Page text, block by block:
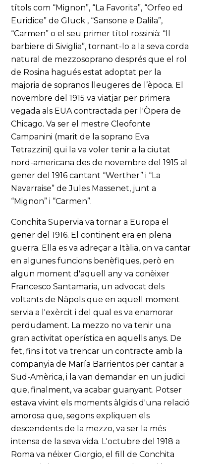
títols com “Mignon”, “La Favorita”, “Orfeo ed
Euridice” de Gluck , “Sansone e Dalila”,
“Carmen” o el seu primer títol rossinià: “Il
barbiere di Siviglia”, tornant-lo a la seva corda
natural de mezzosoprano després que el rol
de Rosina hagués estat adoptat per la
majoria de sopranos lleugeres de l’època. El
novembre del 1915 va viatjar per primera
vegada als EUA contractada per l'Òpera de
Chicago. Va ser el mestre Cleofonte
Campanini (marit de la soprano Eva
Tetrazzini) qui la va voler tenir a la ciutat
nord-americana des de novembre del 1915 al
gener del 1916 cantant “Werther” i “La
Navarraise” de Jules Massenet, junt a
“Mignon” i “Carmen”.
Conchita Supervia va tornar a Europa el
gener del 1916. El continent era en plena
guerra. Ella es va adreçar a Itàlia, on va cantar
en algunes funcions benèfiques, però en
algun moment d'aquell any va conèixer
Francesco Santamaria, un advocat dels
voltants de Nàpols que en aquell moment
servia a l'exèrcit i del qual es va enamorar
perdudament. La mezzo no va tenir una
gran activitat operística en aquells anys. De
fet, fins i tot va trencar un contracte amb la
companyia de María Barrientos per cantar a
Sud-Amèrica, i la van demandar en un judici
que, finalment, va acabar guanyant. Potser
estava vivint els moments àlgids d'una relació
amorosa que, segons expliquen els
descendents de la mezzo, va ser la més
intensa de la seva vida. L'octubre del 1918 a
Roma va néixer Giorgio, el fill de Conchita